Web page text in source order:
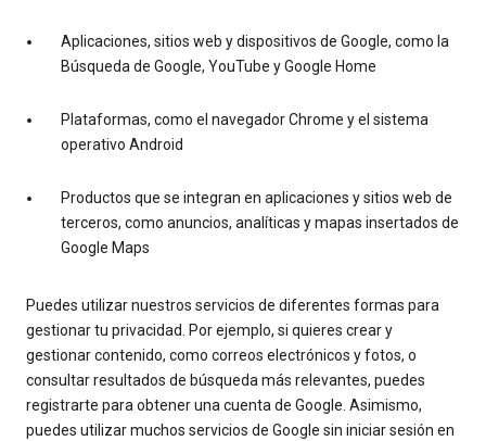
Aplicaciones, sitios web y dispositivos de Google, como la
Búsqueda de Google, YouTube y Google Home
Plataformas, como el navegador Chrome y el sistema
operativo Android
Productos que se integran en aplicaciones y sitios web de
terceros, como anuncios, analíticas y mapas insertados de
Google Maps
Puedes utilizar nuestros servicios de diferentes formas para
gestionar tu privacidad. Por ejemplo, si quieres crear y
gestionar contenido, como correos electrónicos y fotos, o
consultar resultados de búsqueda más relevantes, puedes
registrarte para obtener una cuenta de Google. Asimismo,
puedes utilizar muchos servicios de Google sin iniciar sesión en